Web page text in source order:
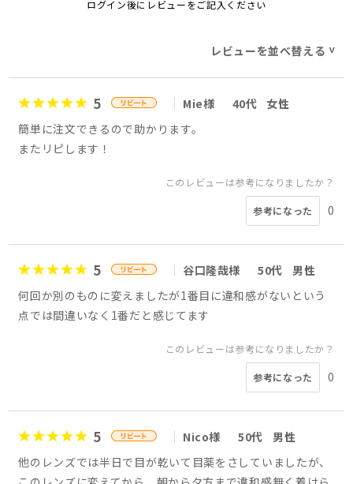
ログイン後にレビューをご記入ください
レビューを並べ替える>
5 Mie様 40代
女性
簡単に注文できるので助かります。
またリピします！
このレビューは参考になりましたか？
参考になった 0
5 谷口隆哉様 50代
男性
何回か別のものに変えましたが1番目に違和感がないという
点では間違いなく1番だと感じてます
このレビューは参考になりましたか？
参考になった 0
5 Nico様 50代
男性
他のレンズでは半日で目が乾いて目薬をさしていましたが、